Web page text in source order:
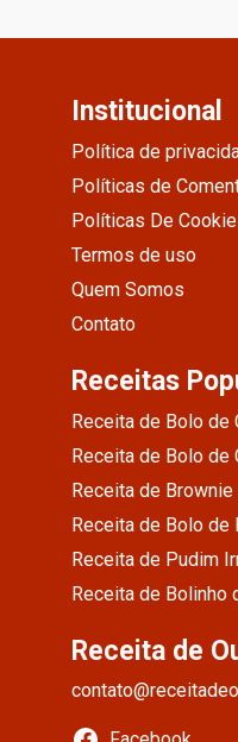
Institucional
Política de
Políticas de
Políticas De
Termos de uso
Quem Somos
Contato
Receitas
Receita de Bolo de
Receita de Bolo de
Receita de Brownie
Receita de Bolo de
Receita de Pudim
Receita de Bolinho
Receita de